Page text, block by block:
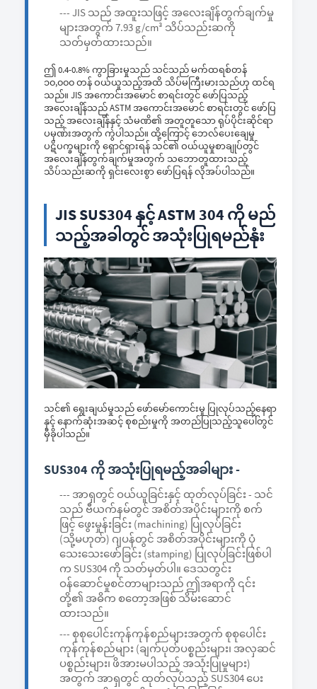
--- JIS သည် အထူးသဖြင့် အလေးချိန်တွက်ချက်မှု
များအတွက် 7.93 g/cm³ သိပ်သည်းဆကို
သတ်မှတ်ထားသည်။
ဤ 0.4-0.8% ကွာခြားမှုသည် သင်သည် မက်ထရစ်တန်
၁၀,၀၀၀ တန် ဝယ်ယူသည့်အထိ သိပ်မကြီးမားသည်ဟု ထင်ရ
သည်။ JIS အကောင်းအမောင် စာရင်းတွင် ဖော်ပြသည့်
အလေးချိန်သည် ASTM အကောင်းအမောင် စာရင်းတွင် ဖော်ပြ
သည့် အလေးချိန်နှင့် သံမဏိ၏ အတူတူသော ရုပ်ပိုင်းဆိုင်ရာ
ပမုဏ်းအတွက် ကွဲပါသည်။ ထို့ကြောင့် ဘေလ်ပေးချေမှု
ပဋိပက္ခများကို ရှောင်ရှားရန် သင်၏ ဝယ်ယူမှုစာချုပ်တွင်
အလေးချိန်တွက်ချက်မှုအတွက် သဘောတူထားသည့်
သိပ်သည်းဆကို ရှင်းလေးစွာ ဖော်ပြရန် လိုအပ်ပါသည်။
JIS SUS304 နှင့် ASTM 304 ကို မည်
သည့်အခါတွင် အသုံးပြုရမည်နုံး
သင်၏ ရွေးချယ်မှုသည် ဖော်မော်ကောင်းမှု ပြုလုပ်သည့်နေရာ
နှင့် နောက်ဆုံးအဆင့် စုစည်းမှုကို အတည်ပြုသည့်သူပေါ်တွင်
မှီခိုပါသည်။
SUS304 ကို အသုံးပြုရမည့်အခါများ -
--- အာရှတွင် ဝယ်ယူခြင်းနှင့် ထုတ်လုပ်ခြင်း - သင်
သည် ဗီယက်နမ်တွင် အစိတ်အပိုင်းများကို စက်
ဖြင့် ဖွေးမှုန်းခြင်း (machining) ပြုလုပ်ခြင်း
(သို့မဟုတ်) ဂျပန်တွင် အစိတ်အပိုင်းများကို ပုံ
သေးသေးဖော်ခြင်း (stamping) ပြုလုပ်ခြင်းဖြစ်ပါ
က SUS304 ကို သတ်မှတ်ပါ။ ဒေသတွင်း
ဝန်ဆောင်မှုစင်တာများသည် ဤအရာကို ၎င်း
တို့၏ အဓိက စတော့အဖြစ် သိမ်းဆောင်
ထားသည်။
--- စုစုပေါင်းကုန်ကုန်စည်များအတွက် စုစုပေါင်း
ကုန်ကုန်စည်များ (ချက်ပုတ်ပစ္စည်းများ၊ အလှဆင်
ပစ္စည်းများ၊ ဖိအားမပါသည့် အသုံးပြုမှုများ)
အတွက် အာရှတွင် ထုတ်လုပ်သည့် SUS304 ပေး